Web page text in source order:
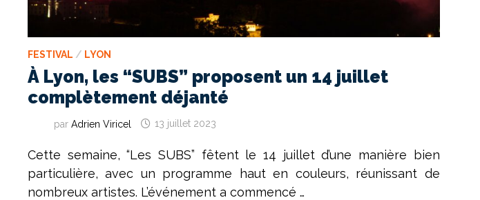
FESTIVAL / LYON
À Lyon, les “SUBS” proposent un 14 juillet
complètement déjanté
par Adrien Viricel 13 juillet 2023
Cette semaine, “Les SUBS” fêtent le 14 juillet d’une manière bien
particulière, avec un programme haut en couleurs, réunissant de
nombreux artistes. L’événement a commencé …